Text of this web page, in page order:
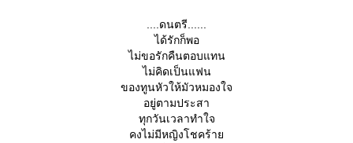
....ดนตรี......
ได้รักก็พอ
ไม่ขอรักคืนตอบแทน
ไม่คิดเป็นแฟน
ของทูนหัวให้มัวหมองใจ
อยู่ตามประสา
ทุกวันเวลาทำใจ
คงไม่มีหญิงโชคร้า